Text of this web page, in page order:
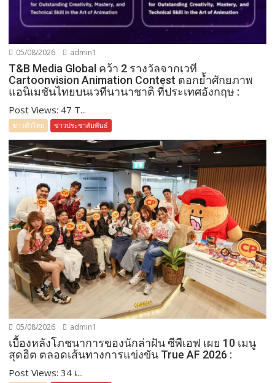
05/08/2026 admin1
T&B Media Global คว้า 2 รางวัลจากเวที
Cartoonvision Animation Contest ตอกย้ำศักยภาพ
แอนิเมชันไทยบนเวทีนานาชาติ ที่ประเทศอังกฤษ :
Post Views: 47 T...
ข่าวทั่วไทย ข่าวประชาสัมพันธ์
05/08/2026 admin1
เบื้องหลังโภชนาการของนักล่าฝัน ซีพีเอฟ เผย 10 เมนู
สุดฮิต ตลอดเส้นทางการแข่งขัน True AF 2026 :
Post Views: 34 เ...